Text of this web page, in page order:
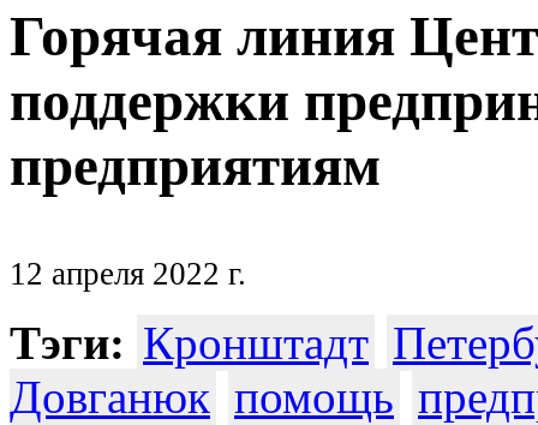
Горячая линия
поддержки
предприятиям
12 апреля 2022 г.
Тэги: Кронштадт
Довганюк помощь